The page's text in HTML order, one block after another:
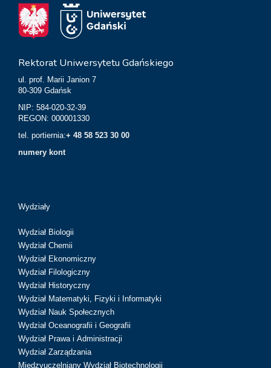
Rektorat Uniwersytetu Gdańskiego
ul. prof. Marii Janion 7
80-309 Gdańsk
NIP: 584-020-32-39
REGON: 000001330
tel. portiernia:+ 48 58 523 30 00
numery kont
Wydziały
Wydział Biologii
Wydział Chemii
Wydział Ekonomiczny
Wydział Filologiczny
Wydział Historyczny
Wydział Matematyki, Fizyki i Informatyki
Wydział Nauk Społecznych
Wydział Oceanografii i Geografii
Wydział Prawa i Administracji
Wydział Zarządzania
Międzyuczelniany Wydział Biotechnologii